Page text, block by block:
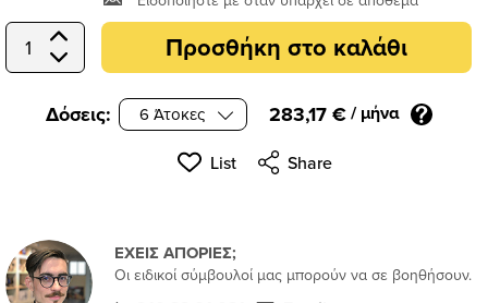
Select Quantity Προσθήκη στο καλάθι
Δόσεις: 283,17 €/ μήνα
List Share
ΕΧΕΙΣ ΑΠΟΡΙΕΣ;
Οι ειδικοί σύμβουλοί μας μπορούν να σε βοηθήσουν.